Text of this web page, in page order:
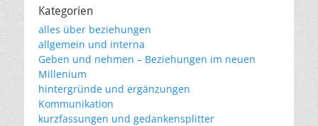
Kategorien
alles über beziehungen
allgemein und interna
Geben und nehmen – Beziehungen im neuen
Millenium
hintergründe und ergänzungen
Kommunikation
kurzfassungen und gedankensplitter